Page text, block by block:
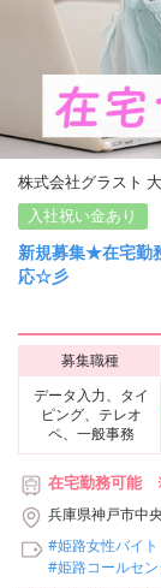
株式会社グラスト
入社祝い金あり
新規募集★在宅勤
応☆彡
募集職種
データ入力、タイ
ピング、テレオ
ペ、一般事務
在宅勤務可能
兵庫県神戸市中
#姫路女性バイ
#姫路コールセ